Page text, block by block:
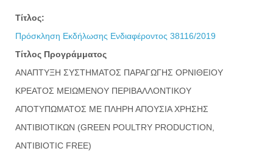
Τίτλος:
Πρόσκληση Εκδήλωσης Ενδιαφέροντος 38116/2019
Τίτλος Προγράμματος
ΑΝΑΠΤΥΞΗ ΣΥΣΤΗΜΑΤΟΣ ΠΑΡΑΓΩΓΗΣ ΟΡΝΙΘΕΙΟΥ
ΚΡΕΑΤΟΣ ΜΕΙΩΜΕΝΟΥ ΠΕΡΙΒΑΛΛΟΝΤΙΚΟΥ
ΑΠΟΤΥΠΩΜΑΤΟΣ ΜΕ ΠΛΗΡΗ ΑΠΟΥΣΙΑ ΧΡΗΣΗΣ
ΑΝΤΙΒΙΟΤΙΚΩΝ (GREEN POULTRY PRODUCTION,
ANTIBIOTIC FREE)